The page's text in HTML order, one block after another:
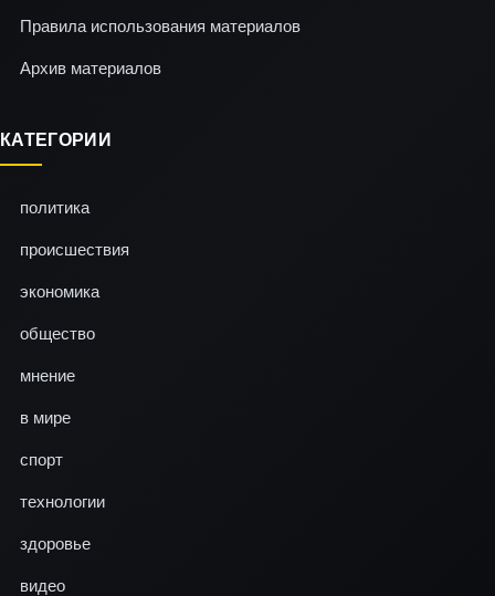
Правила использования материалов
Архив материалов
КАТЕГОРИИ
политика
происшествия
экономика
общество
мнение
в мире
спорт
технологии
здоровье
видео